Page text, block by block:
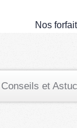
Nos
Conseils et